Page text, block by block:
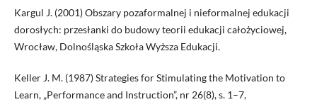
Kargul J. (2001) Obszary pozaformalnej i nieformalnej edukacji
dorosłych: przesłanki do budowy teorii edukacji całożyciowej,
Wrocław, Dolnośląska Szkoła Wyższa Edukacji.
Keller J. M. (1987) Strategies for Stimulating the Motivation to
Learn, „Performance and ­Instruction”, nr 26(8), s. 1–7,